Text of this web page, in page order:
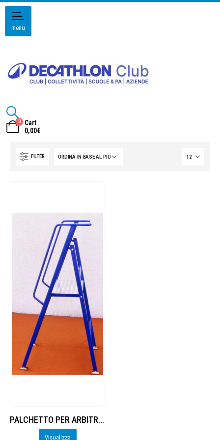
menu
0
Cart
0,00€
FILTER
PALCHETTO PER ARBITRO CHIUDIBILE A LIBRO, IN ACCIAIO VERNICIATO.
Visualizza